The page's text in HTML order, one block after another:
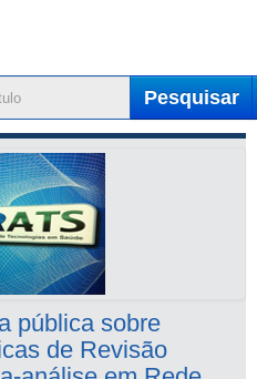
Base de Dados
MEMBROS
Pesquisar
pública sobre
de Revisão